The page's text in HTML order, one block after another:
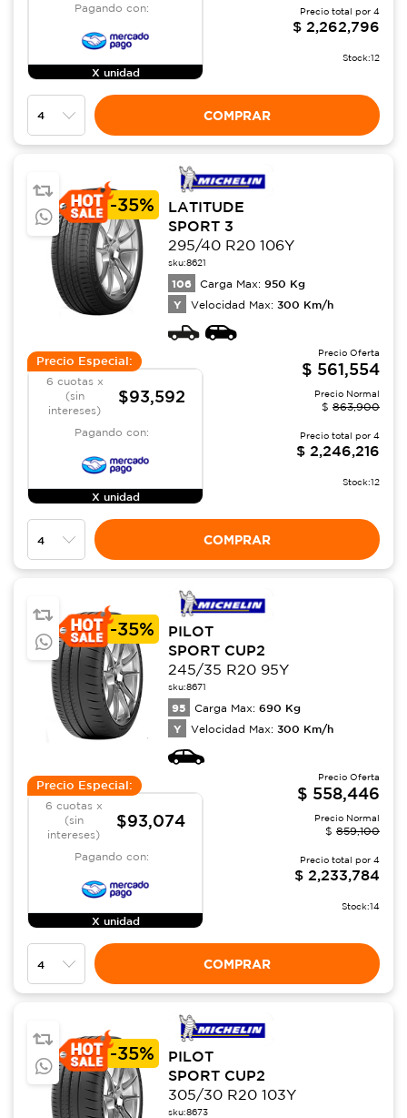
Pagando con:
X unidad
Precio total por 4
$ 2,262,796
Stock:12
COMPRAR
-35%
LATITUDE
SPORT 3
295/40 R20 106Y
sku:8621
106 Carga Max: 950 Kg
Y Velocidad Max: 300 Km/h
Precio Especial:
6 cuotas x
(sin
intereses)
$93,592
Pagando con:
X unidad
Precio Oferta
$ 561,554
Precio Normal
$ 863,900
Precio total por 4
$ 2,246,216
Stock:12
COMPRAR
-35%
PILOT
SPORT CUP2
245/35 R20 95Y
sku:8671
95 Carga Max: 690 Kg
Y Velocidad Max: 300 Km/h
Precio Especial:
6 cuotas x
(sin
intereses)
$93,074
Pagando con:
X unidad
Precio Oferta
$ 558,446
Precio Normal
$ 859,100
Precio total por 4
$ 2,233,784
Stock:14
COMPRAR
-35%
PILOT
SPORT CUP2
305/30 R20 103Y
sku:8673